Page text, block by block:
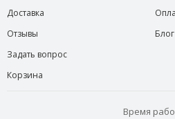
Доставка
Отзывы
Задать вопрос
Корзина
Блог
Время